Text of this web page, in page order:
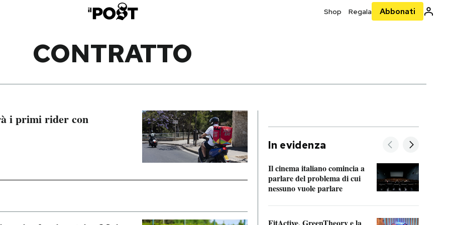
Shop Regala Abbonati
CONTRATTO
i primi rider con
In evidenza
Il cinema italiano comincia a
parlare del problema di cui
nessuno vuole parlare